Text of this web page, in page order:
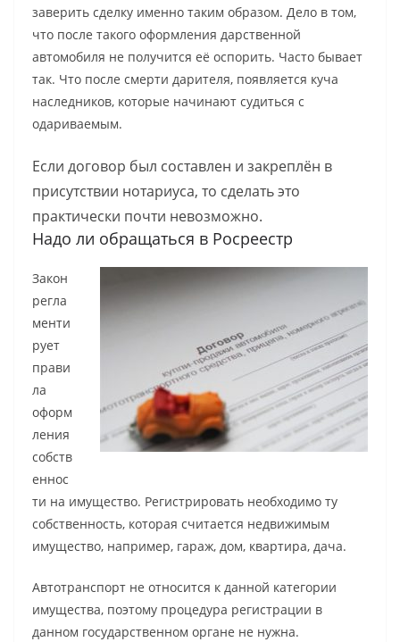
заверить сделку именно таким образом. Дело в том,
что после такого оформления дарственной
автомобиля не получится её оспорить. Часто бывает
так. Что после смерти дарителя, появляется куча
наследников, которые начинают судиться с
одариваемым.
Если договор был составлен и закреплён в
присутствии нотариуса, то сделать это
практически почти невозможно.
Надо ли обращаться в Росреестр
Закон
регла
менти
рует
прави
ла
оформ
ления
собств
еннос
ти на имущество. Регистрировать необходимо ту
собственность, которая считается недвижимым
имущество, например, гараж, дом, квартира, дача.
Автотранспорт не относится к данной категории
имущества, поэтому процедура регистрации в
данном государственном органе не нужна.